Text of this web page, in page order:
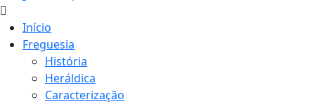
Início
Freguesia
História
Heráldica
Caracterização